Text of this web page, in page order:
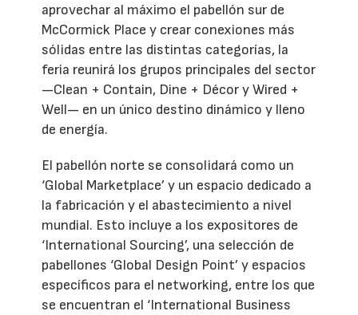
aprovechar al máximo el pabellón sur de
McCormick Place y crear conexiones más
sólidas entre las distintas categorías, la
feria reunirá los grupos principales del sector
—Clean + Contain, Dine + Décor y Wired +
Well— en un único destino dinámico y lleno
de energía.
El pabellón norte se consolidará como un
‘Global Marketplace’ y un espacio dedicado a
la fabricación y el abastecimiento a nivel
mundial. Esto incluye a los expositores de
‘International Sourcing’, una selección de
pabellones ‘Global Design Point’ y espacios
específicos para el networking, entre los que
se encuentran el ‘International Business